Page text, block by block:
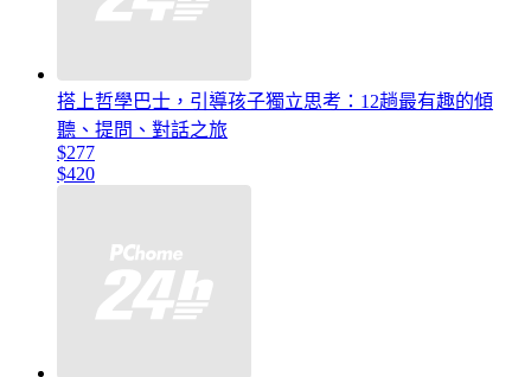
搭上哲學巴士，引導孩子獨立思考：12趟最有趣的傾
聽、提問、對話之旅
$277
$420